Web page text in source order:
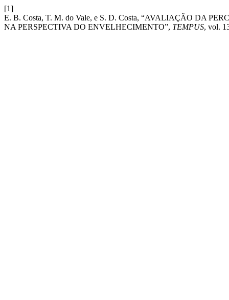
[1]
E. B. Costa, T. M. do Vale, e S. D. Costa, “AVALIAÇÃO DA
NA PERSPECTIVA DO ENVELHECIMENTO”, TEMPUS, vol.